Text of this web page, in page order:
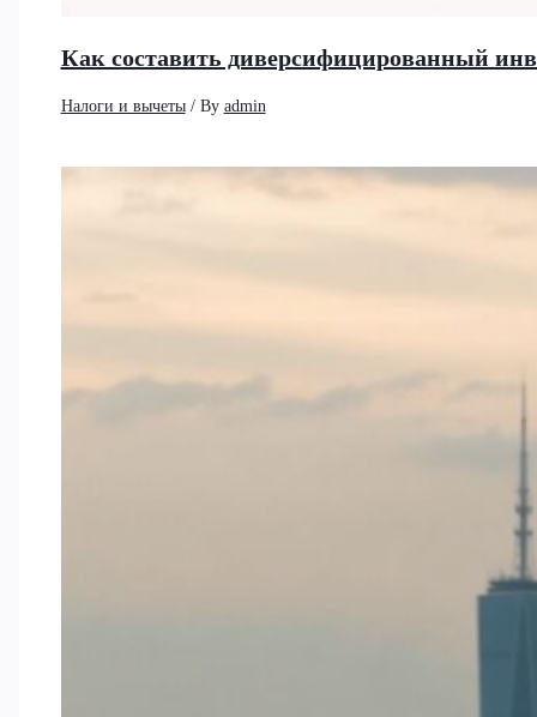
Как составить диверсифицированный
Налоги и вычеты/ By admin